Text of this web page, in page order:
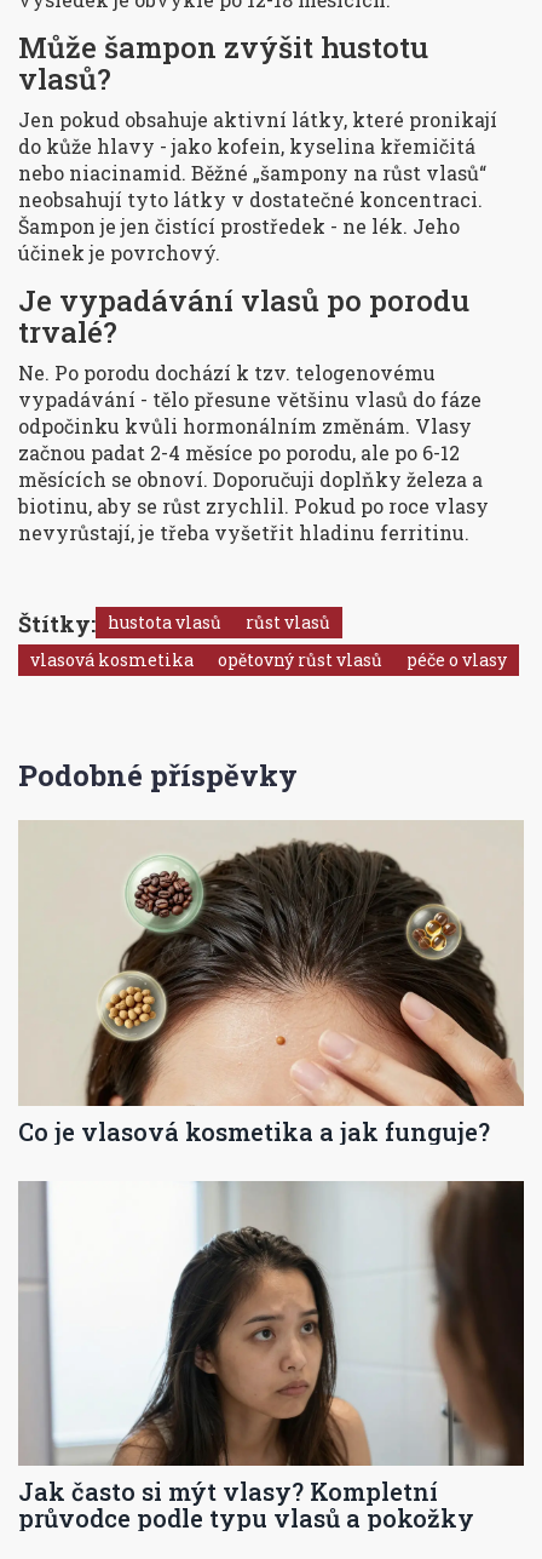
Může šampon zvýšit hustotu
vlasů?
Jen pokud obsahuje aktivní látky, které pronikají
do kůže hlavy - jako kofein, kyselina křemičitá
nebo niacinamid. Běžné „šampony na růst vlasů“
neobsahují tyto látky v dostatečné koncentraci.
Šampon je jen čistící prostředek - ne lék. Jeho
účinek je povrchový.
Je vypadávání vlasů po porodu
trvalé?
Ne. Po porodu dochází k tzv. telogenovému
vypadávání - tělo přesune většinu vlasů do fáze
odpočinku kvůli hormonálním změnám. Vlasy
začnou padat 2-4 měsíce po porodu, ale po 6-12
měsících se obnoví. Doporučuji doplňky železa a
biotinu, aby se růst zrychlil. Pokud po roce vlasy
nevyrůstají, je třeba vyšetřit hladinu ferritinu.
Štítky: hustota vlasů
růst vlasů
vlasová kosmetika
opětovný růst vlasů péče o vlasy
Podobné příspěvky
Co je vlasová kosmetika a jak funguje?
Jak často si mýt vlasy? Kompletní
průvodce podle typu vlasů a pokožky